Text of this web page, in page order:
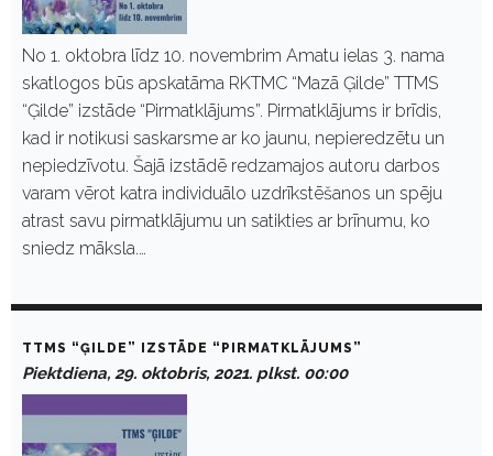
No 1. oktobra līdz 10. novembrim Amatu ielas 3. nama
skatlogos būs apskatāma RKTMC “Mazā Ģilde” TTMS
“Ģilde” izstāde “Pirmatklājums”. Pirmatklājums ir brīdis,
kad ir notikusi saskarsme ar ko jaunu, nepieredzētu un
nepiedzīvotu. Šajā izstādē redzamajos autoru darbos
varam vērot katra individuālo uzdrīkstēšanos un spēju
atrast savu pirmatklājumu un satikties ar brīnumu, ko
sniedz māksla.…
TTMS “ĢILDE” IZSTĀDE “PIRMATKLĀJUMS”
Piektdiena, 29. oktobris, 2021. plkst. 00:00